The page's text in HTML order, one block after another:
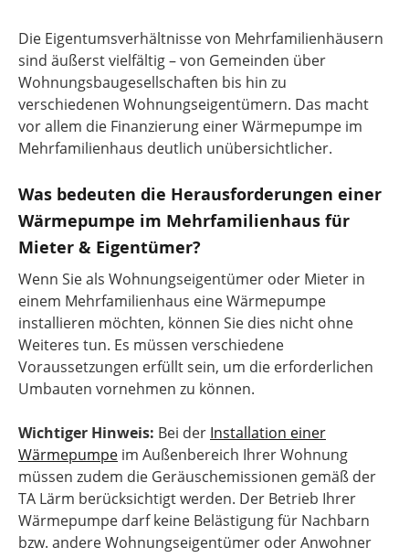
Die Eigentumsverhältnisse von Mehrfamilienhäusern
sind äußerst vielfältig – von Gemeinden über
Wohnungsbaugesellschaften bis hin zu
verschiedenen Wohnungseigentümern. Das macht
vor allem die Finanzierung einer Wärmepumpe im
Mehrfamilienhaus deutlich unübersichtlicher.
Was bedeuten die Herausforderungen einer
Wärmepumpe im Mehrfamilienhaus für
Mieter & Eigentümer?
Wenn Sie als Wohnungseigentümer oder Mieter in
einem Mehrfamilienhaus eine Wärmepumpe
installieren möchten, können Sie dies nicht ohne
Weiteres tun. Es müssen verschiedene
Voraussetzungen erfüllt sein, um die erforderlichen
Umbauten vornehmen zu können.
Wichtiger Hinweis: Bei der Installation einer
Wärmepumpe im Außenbereich Ihrer Wohnung
müssen zudem die Geräuschemissionen gemäß der
TA Lärm berücksichtigt werden. Der Betrieb Ihrer
Wärmepumpe darf keine Belästigung für Nachbarn
bzw. andere Wohnungseigentümer oder Anwohner